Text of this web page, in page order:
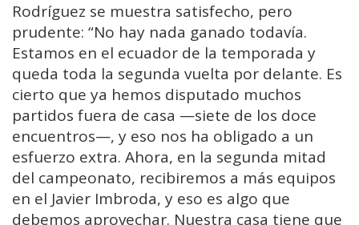
Rodríguez se muestra satisfecho, pero
prudente: “No hay nada ganado todavía.
Estamos en el ecuador de la temporada y
queda toda la segunda vuelta por delante. Es
cierto que ya hemos disputado muchos
partidos fuera de casa —siete de los doce
encuentros—, y eso nos ha obligado a un
esfuerzo extra. Ahora, en la segunda mitad
del campeonato, recibiremos a más equipos
en el Javier Imbroda, y eso es algo que
debemos aprovechar. Nuestra casa tiene que